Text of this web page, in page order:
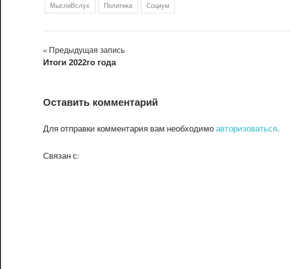
МыслиВслух Политика Социум
Навигация
по
Предыдущая запись
Итоги 2022го года
Оставить комментарий
Для отправки комментария вам необходимоавторизоваться.
Связан с: